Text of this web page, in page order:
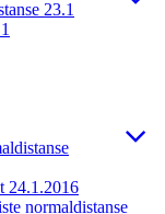
23.1
24.1.2016
normaldistanse